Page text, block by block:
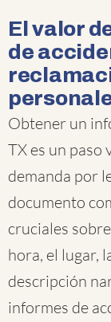
El valor
de
Obtener un
TX es un paso
demanda por
documento
cruciales
hora, el lugar,
descripción
informes de